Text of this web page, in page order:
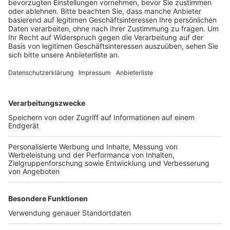
Veröffentlicht:Freitag, 10.05.2019 12:05
Anzeige
Neubaugebiet „Zum Kapellchen“ entlasten. Die
Anwohner dort kommen aktuell nur von einer Seite aus
in das Wohngebiet – das soll sich dann Ende nächsten
Jahres ändern.
Anzeige